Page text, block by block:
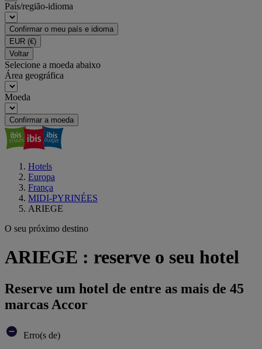
País/região-idioma
Confirmar o meu país e idioma
EUR (€)
Voltar
Selecione a moeda abaixo
Área geográfica
Moeda
Confirmar a moeda
Hotels
Europa
França
MIDI-PYRINÉES
ARIEGE
O seu próximo destino
ARIEGE : reserve o seu hotel
Reserve um hotel de entre as mais de 45
marcas Accor
Erro(s de)